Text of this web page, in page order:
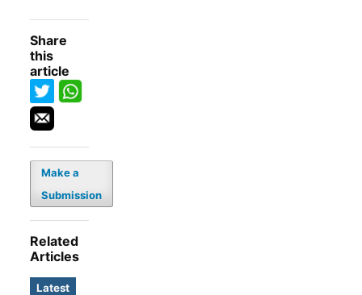
Share
this
article
Make a
Submission
Related
Articles
Latest